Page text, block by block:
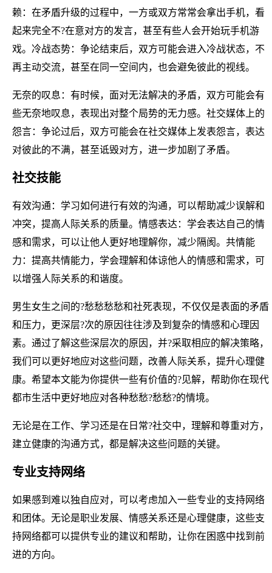
赖：在矛盾升级的过程中，一方或双方常常会拿出手机，看
起来完全不?在意对方的发言，甚至有些人会开始玩手机游
戏。冷战态势：争论结束后，双方可能会进入冷战状态，不
再主动交流，甚至在同一空间内，也会避免彼此的视线。
无奈的叹息：有时候，面对无法解决的矛盾，双方可能会有
些无奈地叹息，表现出对整个局势的无力感。社交媒体上的
怨言：争论过后，双方可能会在社交媒体上发表怨言，表达
对彼此的不满，甚至诋毁对方，进一步加剧了矛盾。
社交技能
有效沟通：学习如何进行有效的沟通，可以帮助减少误解和
冲突，提高人际关系的质量。情感表达：学会表达自己的情
感和需求，可以让他人更好地理解你，减少隔阂。共情能
力：提高共情能力，学会理解和体谅他人的情感和需求，可
以增强人际关系的和谐度。
男生女生之间的?愁愁愁愁和社死表现，不仅仅是表面的矛盾
和压力，更深层?次的原因往往涉及到复杂的情感和心理因
素。通过了解这些深层次的原因，并?采取相应的解决策略，
我们可以更好地应对这些问题，改善人际关系，提升心理健
康。希望本文能为你提供一些有价值的?见解，帮助你在现代
都市生活中更好地应对各种愁愁?愁愁?的情境。
无论是在工作、学习还是在日常?社交中，理解和尊重对方，
建立健康的沟通方式，都是解决这些问题的关键。
专业支持网络
如果感到难以独自应对，可以考虑加入一些专业的支持网络
和团体。无论是职业发展、情感关系还是心理健康，这些支
持网络都可以提供专业的建议和帮助，让你在困惑中找到前
进的方向。